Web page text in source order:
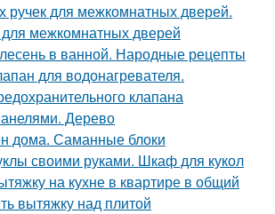
ручек для межкомнатных дверей.
межкомнатных дверей
в ванной. Народные рецепты
для водонагревателя.
клапана
Дерево
дома. Саманные блоки
своими руками. Шкаф для кукол
на кухне в квартире в общий
вытяжку над плитой